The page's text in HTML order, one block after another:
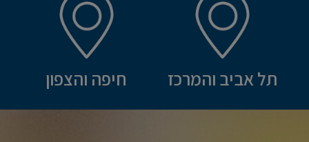
תל אביב והמרכז חיפה והצפון